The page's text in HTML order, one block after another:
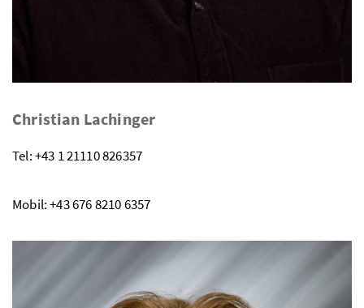
Christian Lachinger
Tel: +43 1 21110 826357
Mobil: +43 676 8210 6357